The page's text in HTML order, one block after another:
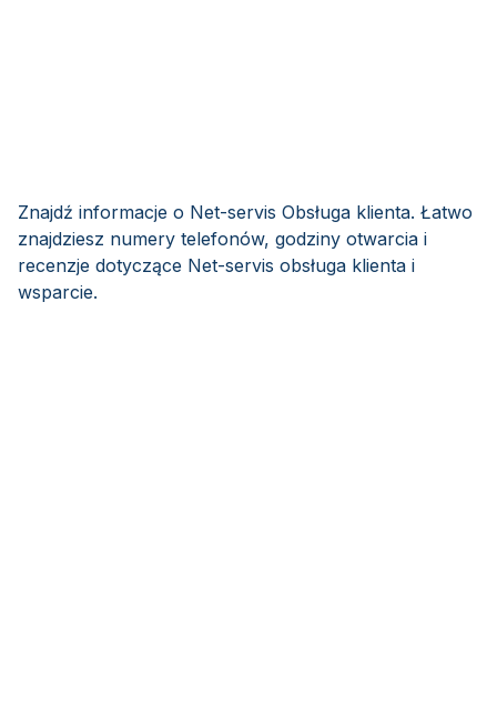
Znajdź informacje o Net-servis Obsługa klienta. Łatwo
znajdziesz numery telefonów, godziny otwarcia i
recenzje dotyczące Net-servis obsługa klienta i
wsparcie.